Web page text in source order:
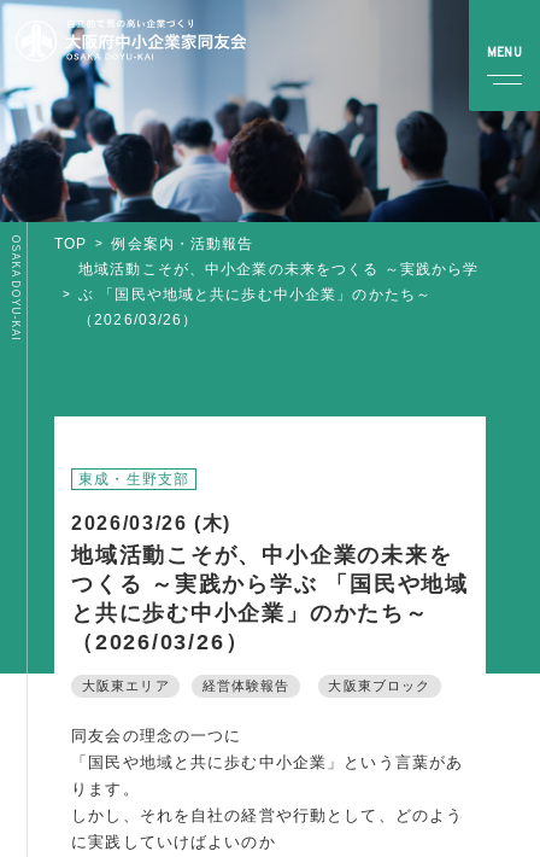
活動内容
その他の活動
TOP
例会案内・活動報告
地域活動こそが、中小企業の未来をつくる ～実践から学
ぶ 「国民や地域と共に歩む中小企業」のかたち～
（2026/03/26）
OSAKA DOYU-KAI
東成・生野支部
2026/03/26 (木)
地域活動こそが、中小企業の未来を
つくる ～実践から学ぶ 「国民や地域
と共に歩む中小企業」のかたち～
（2026/03/26）
大阪東エリア 経営体験報告 大阪東ブロック
同友会の理念の一つに
「国民や地域と共に歩む中小企業」という言葉があ
ります。
しかし、それを自社の経営や行動として、どのよう
に実践していけばよいのか